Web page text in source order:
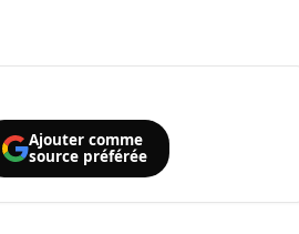
Ajouter comme
source préférée